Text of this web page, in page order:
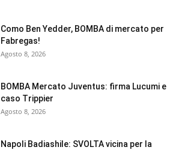
Como Ben Yedder, BOMBA di mercato per
Fabregas!
Agosto 8, 2026
BOMBA Mercato Juventus: firma Lucumi e
caso Trippier
Agosto 8, 2026
Napoli Badiashile: SVOLTA vicina per la